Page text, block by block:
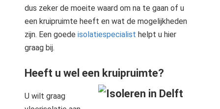
dus zeker de moeite waard om na te gaan of u
een kruipruimte heeft en wat de mogelijkheden
zijn. Een goede isolatiespecialist helpt u hier
graag bij.
Heeft u wel een kruipruimte?
U wilt graag